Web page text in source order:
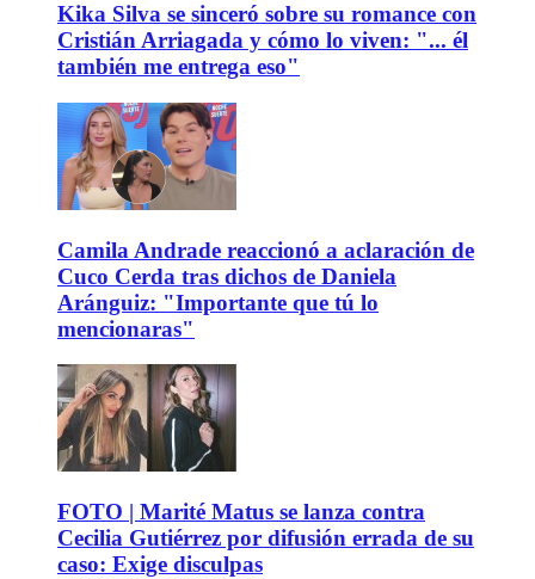
Kika Silva se sinceró sobre su romance con
Cristián Arriagada y cómo lo viven: "... él
también me entrega eso"
Camila Andrade reaccionó a aclaración de
Cuco Cerda tras dichos de Daniela
Aránguiz: "Importante que tú lo
mencionaras"
FOTO | Marité Matus se lanza contra
Cecilia Gutiérrez por difusión errada de su
caso: Exige disculpas